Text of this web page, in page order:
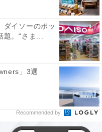
ダイソーのポッ
。“さま...
」3選
Recommended by